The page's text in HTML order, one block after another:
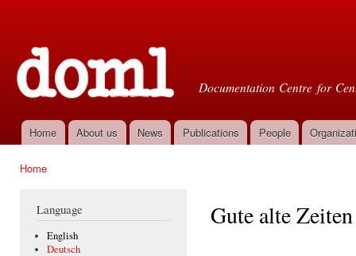
Documentation Centre for
Main menu
Home About us News Publications People
Home
Language
English
Deutsch
Gute alte Zeiten